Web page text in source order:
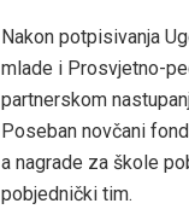
Nakon potpisivanja
mlade i Prosvjetno-
partnerskom
Poseban novčani
a nagrade za škole
pobjednički tim.